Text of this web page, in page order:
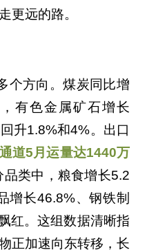
更远的路。
个方向。煤炭同比增
有色金属矿石增长
升1.8%和4%。出口
道5月运量达1440万
品类中，粮食增长5.2
增长46.8%、钢铁制
红。这组数据清晰指
正加速向东转移，长